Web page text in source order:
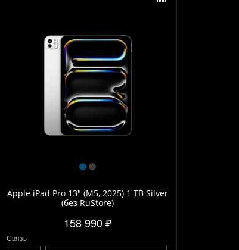
Apple iPad Pro 13" (M5, 2025) 1 TB Silver
(без RuStore)
158 990 ₽
Связь